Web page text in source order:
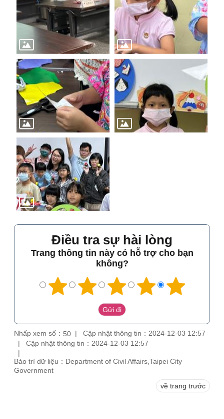
Điều tra sự hài lòng
Trang thông tin này có hỗ trợ cho bạn
không?
Nhấp xem số： 50
Cập nhật thông tin：2024-12-03 12:57
Cập nhật thông tin：2024-12-03 12:57
Bảo trì dữ liệu：Department of Civil Affairs,Taipei City
Government
về trang trước